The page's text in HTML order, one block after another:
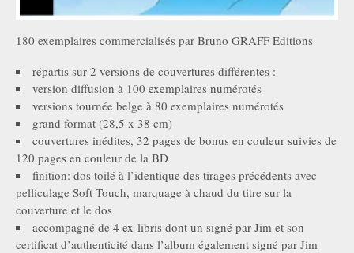
180 exemplaires commercialisés par Bruno GRAFF Editions
répartis sur 2 versions de couvertures différentes :
version diffusion à 100 exemplaires numérotés
versions tournée belge à 80 exemplaires numérotés
grand format (28,5 x 38 cm)
couvertures inédites, 32 pages de bonus en couleur suivies de
120 pages en couleur de la BD
finition: dos toilé à l’identique des tirages précédents avec
pelliculage Soft Touch, marquage à chaud du titre sur la
couverture et le dos
accompagné de 4 ex-libris dont un signé par Jim et son
certificat d’authenticité dans l’album également signé par Jim